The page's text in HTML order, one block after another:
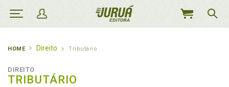
MEU
HOME Direito Tributário
DIREITO
TRIBUTÁRIO